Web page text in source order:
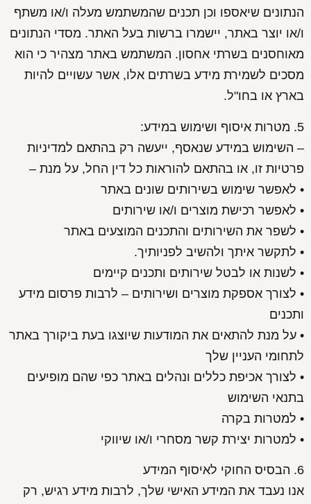
הנתונים שיאספו וכן תכנים שהמשתמש מעלה ו/או משתף
ו/או יוצר באתר, יישמרו ברשות בעל האתר. מסדי הנתונים
מאוחסנים בשרתי אחסון. המשתמש באתר מצהיר כי הוא
מסכים לשמירת מידע בשרתים אלו, אשר עשויים להיות
בארץ או בחו"ל.
5. מטרות איסוף ושימוש במידע:
– השימוש במידע שנאסף, ייעשה רק בהתאם למדיניות
פרטיות זו, או בהתאם להוראות כל דין החל, על מנת –
• לאפשר שימוש בשירותים שונים באתר
• לאפשר רכישת מוצרים ו/או שירותים
• לשפר את השירותים והתכנים המוצעים באתר
• לתקשר איתך ולהשיב לפניותיך.
• לשנות או לבטל שירותים ותכנים קיימים
• לצורך אספקת מוצרים ושירותים – לרבות פרסום מידע
ותכנים
• על מנת להתאים את המודעות שיוצגו בעת ביקורך באתר
לתחומי העניין שלך
• לצורך אכיפת כללים ונהלים באתר כפי שהם מופיעים
בתנאי השימוש
• למטרות בקרה
• למטרות יצירת קשר מסחרי ו/או שיווקי
6. הבסיס החוקי לאיסוף המידע
אנו נעבד את המידע האישי שלך, לרבות מידע רגיש, רק